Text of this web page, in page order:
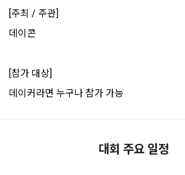
소셜 계정으로 로그인
로그인 하시려면 아래 이메일로 인증이 필요합니
데이콘 회원가입을 환영합니다. 메일 인증은 데
9. "아이디"라 함은 회원의 식별과 회원의 서비
"회원"이 가입 시 사용한 이메일 주소를 말한다.
호하기 위하여 "회원"이 선정한 문자와 숫자의
동일한 용도로 쓰이는 “사이트”에서 자동 생성
한다.
본 약관은 온라인을 통하여 “회원”에게 공시함
1) 회원관리
의에 대한 응답, 새로운 정보의 소개 및 고지사
2) 서비스 제공에 관한 계약 이행 및 서비스 제
산
간의 상호 연락, 구매 및 요금 결제, 물품 및
[주최 / 주관]
데이콘
[참가 대상]
데이커라면 누구나 참가 가능
대회 주요 일정